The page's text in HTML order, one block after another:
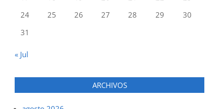
24
25 26 27 28 29
30
31
« Jul
ARCHIVOS